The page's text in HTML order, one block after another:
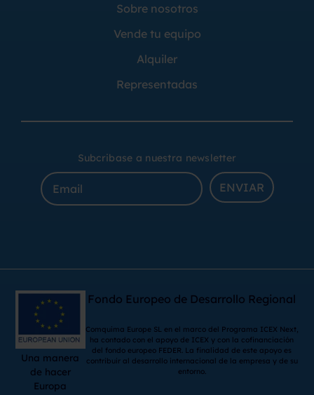
Sobre nosotros
Vende tu equipo
Alquiler
Representadas
Subcribase a nuestra newsletter
ENVIAR
Una manera
de hacer
Europa
Fondo Europeo de Desarrollo Regional
Comquima Europe SL en el marco del Programa ICEX Next,
ha contado con el apoyo de ICEX y con la cofinanciación
del fondo europeo FEDER. La finalidad de este apoyo es
contribuir al desarrollo internacional de la empresa y de su
entorno.